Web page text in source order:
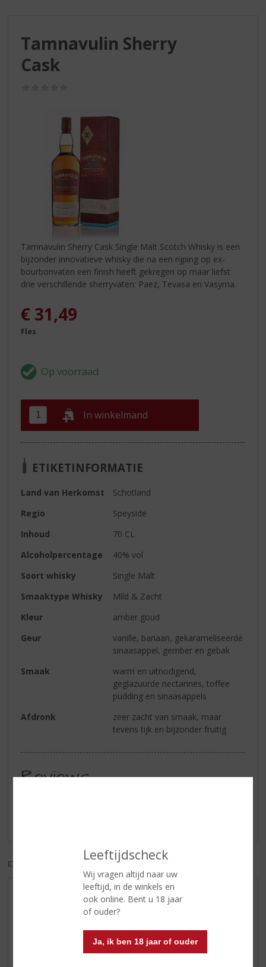
Leeftijdscheck
Wij vragen altijd naar uw
leeftijd, in de winkels en
ook online. Bent u 18 jaar
of ouder?
Ja, ik ben 18 jaar of ouder
Tamnavulin Sherry
Cask
Tamnavulin Sherry Cask Single Malt Scotch Whisky is een
bijzonder innovatieve whisky die na een rijping op ex-
bourbonvaten een finish heeft gekregen op maar liefst
drie verschillende sherryvaten: Paez, Tevasa en Vasyma.
€ 31,49
Fles
In winkelmand
ETIKETINFORMATIE
Land van Herkomst
Schotland
Regio
Speyside
Inhoud
70 CL
Alcoholpercentage
40% vol
Soort whisky
Single Malt
Smaaktype Whisky
Mild & Zacht
Kleur
amber goud
Geur
vanille, banaan, gekarameliseerde
sinaasappel, gember en gebak
Smaak
warm en uitnodigend,
geglazuurde nectarines, toffee
pudding en sinaasappels
Afdronk
zeer zacht van smaak, maar
tevens tijk en bijzonder fruitig
Reviews
EXCL. BTW INCL. BTW
AANBIEDINGEN
WIJN VAN DE MAAND
WHISKY VAN DE MAAND
RUM VAN DE MAAND